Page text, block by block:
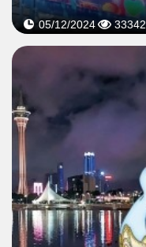
05/12/2024 33342